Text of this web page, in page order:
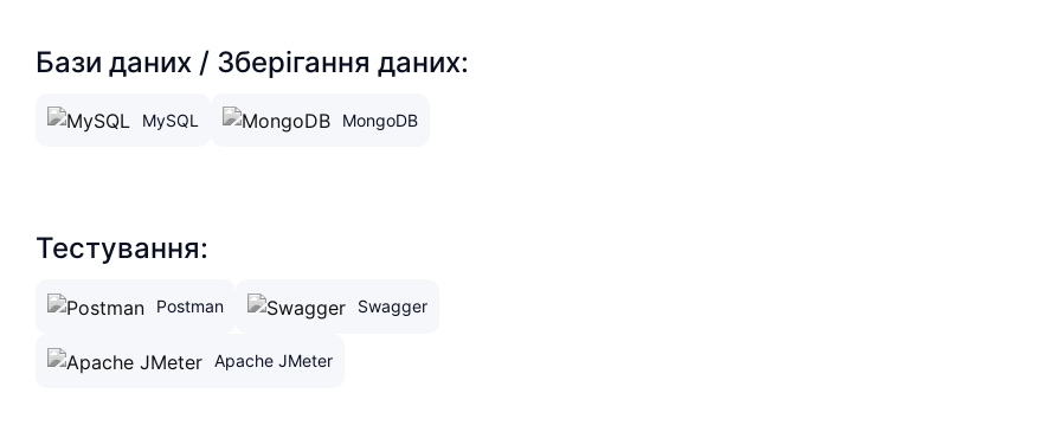
Бази даних / Зберігання даних:
MySQL MongoDB
Тестування:
Postman Swagger
Apache JMeter